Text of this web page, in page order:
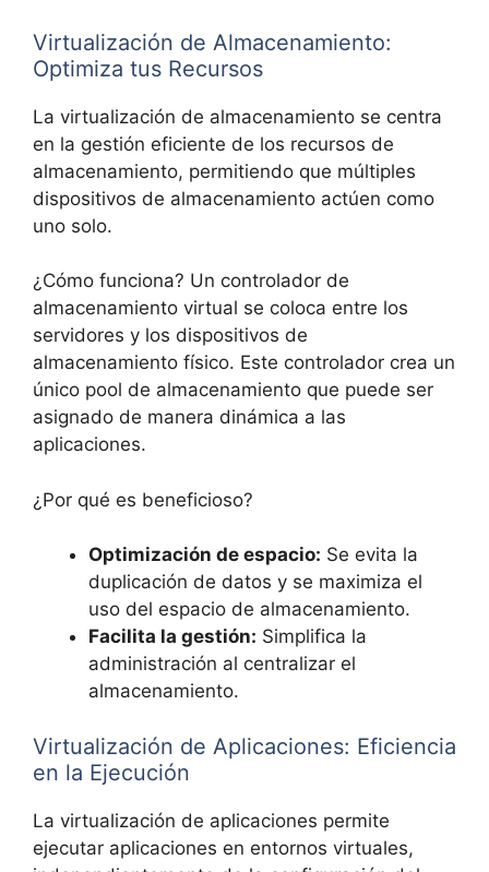
Virtualización de Almacenamiento:
Optimiza tus Recursos
La virtualización de almacenamiento se centra
en la gestión eficiente de los recursos de
almacenamiento, permitiendo que múltiples
dispositivos de almacenamiento actúen como
uno solo.
¿Cómo funciona? Un controlador de
almacenamiento virtual se coloca entre los
servidores y los dispositivos de
almacenamiento físico. Este controlador crea un
único pool de almacenamiento que puede ser
asignado de manera dinámica a las
aplicaciones.
¿Por qué es beneficioso?
Optimización de espacio: Se evita la
duplicación de datos y se maximiza el
uso del espacio de almacenamiento.
Facilita la gestión: Simplifica la
administración al centralizar el
almacenamiento.
Virtualización de Aplicaciones: Eficiencia
en la Ejecución
La virtualización de aplicaciones permite
ejecutar aplicaciones en entornos virtuales,